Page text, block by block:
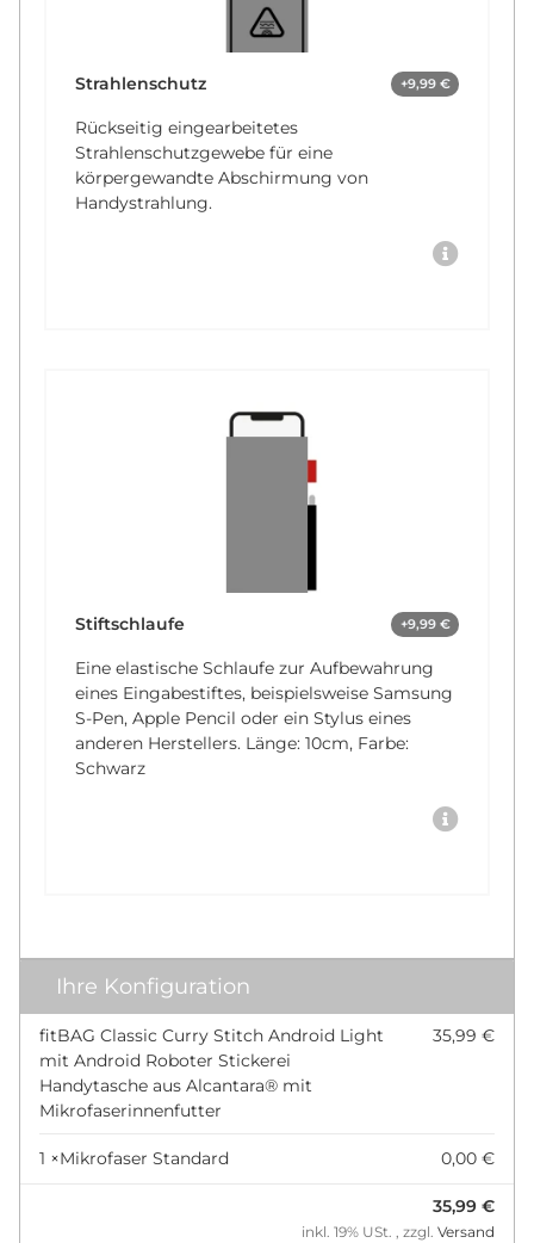
Strahlenschutz +9,99 €
Rückseitig eingearbeitetes
Strahlenschutzgewebe für eine
körpergewandte Abschirmung von
Handystrahlung.
Stiftschlaufe +9,99 €
Eine elastische Schlaufe zur Aufbewahrung
eines Eingabestiftes, beispielsweise Samsung
S-Pen, Apple Pencil oder ein Stylus eines
anderen Herstellers. Länge: 10cm, Farbe:
Schwarz
Ihre Konfiguration
fitBAG Classic Curry Stitch Android Light
mit Android Roboter Stickerei
Handytasche aus Alcantara® mit
Mikrofaserinnenfutter
35,99 €
1 ×Mikrofaser Standard 0,00 €
35,99 €
inkl. 19% USt. , zzgl. Versand